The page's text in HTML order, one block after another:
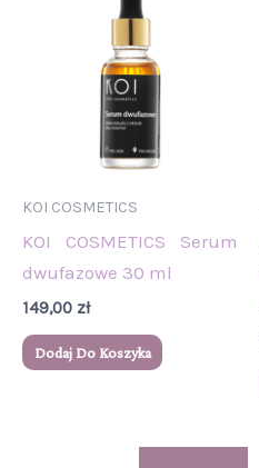
KOI COSMETICS
KOI COSMETICS Serum
dwufazowe 30 ml
149,00 zł
Dodaj Do Koszyka